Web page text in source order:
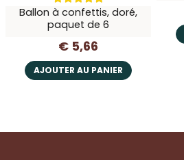
Ballon à confettis, doré,
paquet de 6
€ 5,66
AJOUTER AU PANIER